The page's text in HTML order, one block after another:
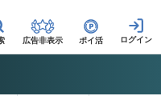
広告非表示 ポイ活